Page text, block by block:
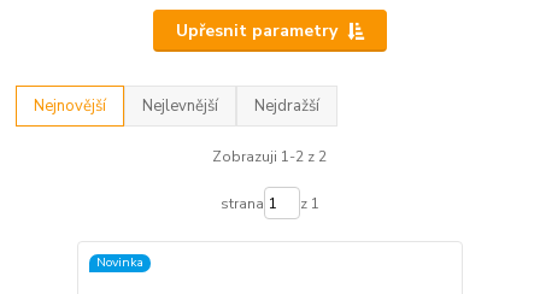
Upřesnit parametry
Nejnovější Nejlevnější Nejdražší
Zobrazuji 1-2 z 2
strana z 1
Novinka